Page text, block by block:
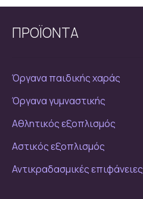
ΠΡΟΪΟΝΤΑ
Όργανα παιδικής χαράς
Όργανα γυμναστικής
Αθλητικός εξοπλισμός
Αστικός εξοπλισμός
Αντικραδασμικές επιφάνειες